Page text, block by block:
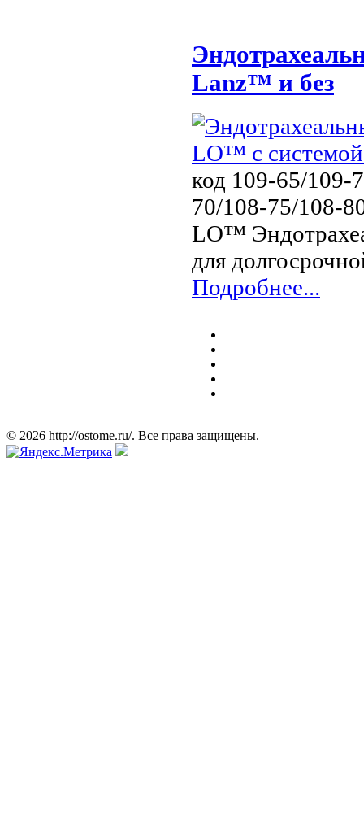
Lanz™ и без
код 109-65/109-
70/108-75/108-
LO™
для
Подробнее...
© 2026 http://ostome.ru/. Все права защищены.